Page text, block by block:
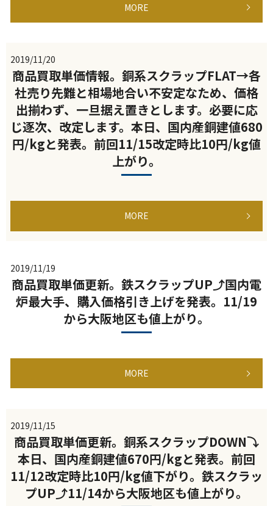
MORE
2019/11/20
商品買取単価情報。銅系スクラップFLAT→各
社売り先難と相場地合い不安定なため、価格
出揃わず、一旦据え置きとします。必要に応
じ逐次、改定します。本日、国内産銅建値680
円/kgと発表。前回11/15改定時比10円/kg値
上がり。
MORE
2019/11/19
商品買取単価更新。鉄スクラップUP⤴国内電
炉最大手、購入価格引き上げを発表。11/19
から大阪地区も値上がり。
MORE
2019/11/15
商品買取単価更新。銅系スクラップDOWN⤵
本日、国内産銅建値670円/kgと発表。前回
11/12改定時比10円/kg値下がり。鉄スクラッ
プUP⤴11/14から大阪地区も値上がり。